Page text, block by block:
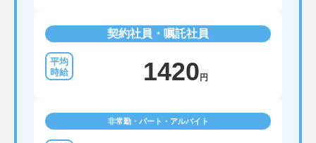
契約社員・嘱託社員
1420 円
非常勤・パート・アルバイト